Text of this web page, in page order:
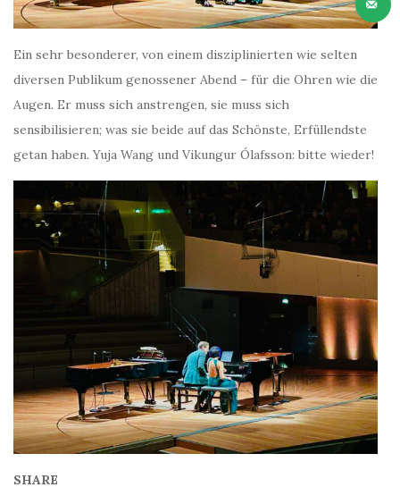
Ein sehr besonderer, von einem disziplinierten wie selten
diversen Publikum genossener Abend – für die Ohren wie die
Augen. Er muss sich anstrengen, sie muss sich
sensibilisieren; was sie beide auf das Schönste, Erfüllendste
getan haben. Yuja Wang und Vikungur Ólafsson: bitte wieder!
SHARE